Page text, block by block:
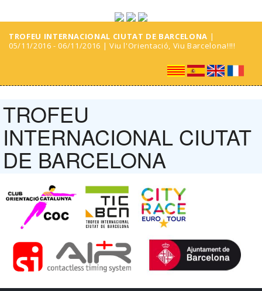
TROFEU INTERNACIONAL CIUTAT DE BARCELONA |
05/11/2016 - 06/11/2016 | Viu l'Orientació, Viu Barcelona!!!!
TROFEU
INTERNACIONAL CIUTAT
DE BARCELONA